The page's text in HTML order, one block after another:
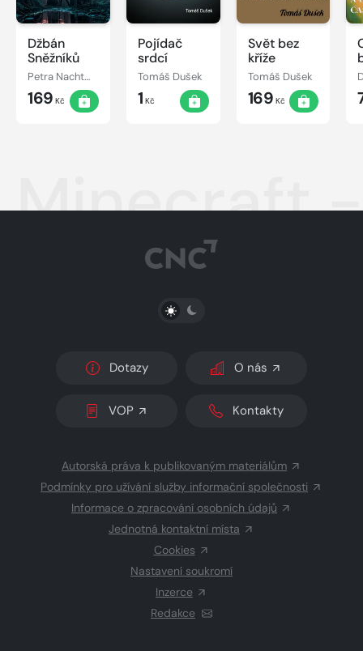
Džbán
Sněžníků
Petra Nachtmanová
169 Kč
Pojídač
srdcí
Tomáš Dušek
1 Kč
Svět bez
kříže
Tomáš Dušek
169 Kč
Minecraft -
PŘEPNOUT SVĚTLÝ/TMAVÝ REŽIM
Dotazy O nás
VOP Kontakty
Autorská práva k publikovaným materiálům
Podmínky pro užívání služby informační společnosti
Informace o zpracování osobních údajů
Jednotná kontaktní místa
Cookies
Nastavení soukromí
Inzerce
Redakce